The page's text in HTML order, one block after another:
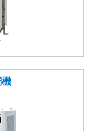
機